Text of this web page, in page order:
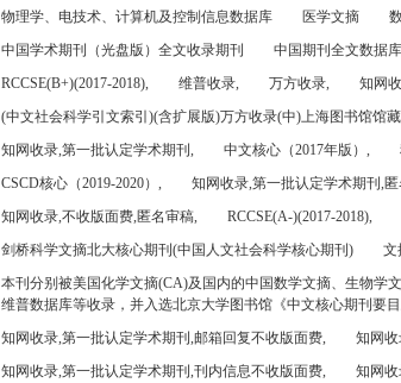
物理学、电技术、计算机及控制信息数据库
医学文摘
中国学术期刊（光盘版）全文收录期刊
中国期刊全文数据库
RCCSE(B+)(2017-2018),
维普收录, 万方收录, 知网
(中文社会科学引文索引)(含扩展版)万方收录(中)上海图书馆馆
知网收录,第一批认定学术期刊,
中文核心（2017年版）,
CSCD核心（2019-2020）,
知网收录,第一批认定学术期刊,
知网收录,不收版面费,匿名审稿,
RCCSE(A-)(2017-2018),
剑桥科学文摘北大核心期刊(中国人文社会科学核心期刊)
文
本刊分别被美国化学文摘(CA)及国内的中国数学文摘、生物学
维普数据库等收录，并入选北京大学图书馆《中文核心期刊要
知网收录,第一批认定学术期刊,邮箱回复不收版面费,
知网
知网收录,第一批认定学术期刊,刊内信息不收版面费,
知网